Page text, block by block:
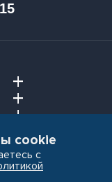
cookie
с